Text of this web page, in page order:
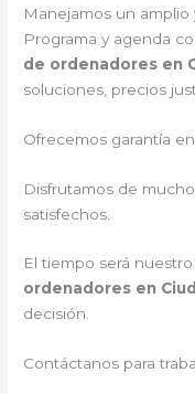
Manejamos un amplio
Programa y agenda
de ordenadores en
soluciones, precios
Ofrecemos garantía
Disfrutamos de
satisfechos.
El tiempo será
ordenadores en
decisión.
Contáctanos para